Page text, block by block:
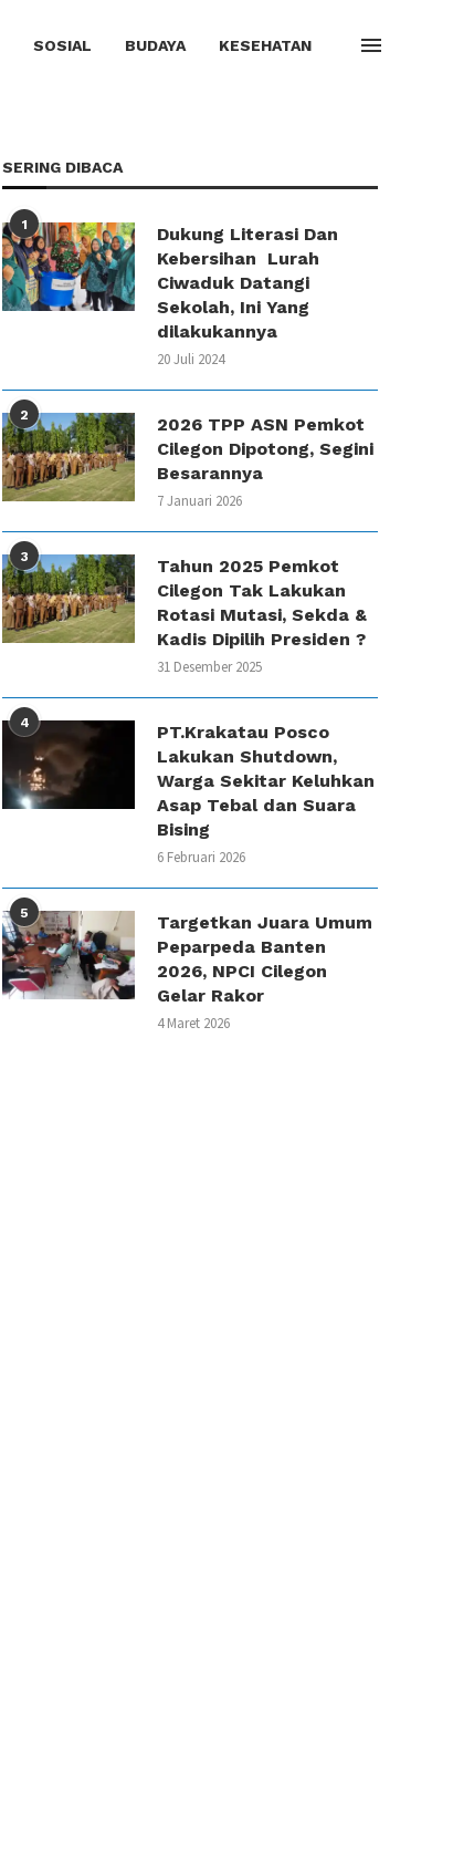
SOSIAL BUDAYA KESEHATAN
SERING DIBACA
1
Dukung Literasi Dan
Kebersihan Lurah
Ciwaduk Datangi
Sekolah, Ini Yang
dilakukannya
20 Juli 2024
2
2026 TPP ASN Pemkot
Cilegon Dipotong, Segini
Besarannya
7 Januari 2026
3
Tahun 2025 Pemkot
Cilegon Tak Lakukan
Rotasi Mutasi, Sekda &
Kadis Dipilih Presiden ?
31 Desember 2025
4
PT.Krakatau Posco
Lakukan Shutdown,
Warga Sekitar Keluhkan
Asap Tebal dan Suara
Bising
6 Februari 2026
5
Targetkan Juara Umum
Peparpeda Banten
2026, NPCI Cilegon
Gelar Rakor
4 Maret 2026